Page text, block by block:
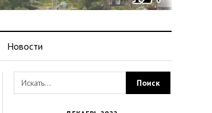
Новости